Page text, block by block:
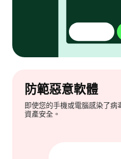
防範惡意軟體
即使您的手機或電腦感染了病
資產安全。